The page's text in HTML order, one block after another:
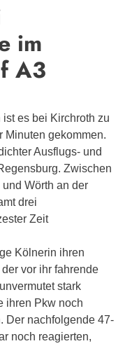
im
A3
ist es bei Kirchroth zu
Minuten gekommen.
Ausflugs- und
Zwischen
Wörth an der
drei
Zeit
Kölnerin ihren
vor ihr fahrende
stark
ihren Pkw noch
Der nachfolgende 47-
noch reagierten,